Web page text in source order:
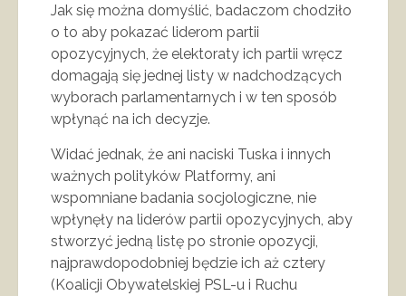
Jak się można domyślić, badaczom chodziło
o to aby pokazać liderom partii
opozycyjnych, że elektoraty ich partii wręcz
domagają się jednej listy w nadchodzących
wyborach parlamentarnych i w ten sposób
wpłynąć na ich decyzje.
Widać jednak, że ani naciski Tuska i innych
ważnych polityków Platformy, ani
wspomniane badania socjologiczne, nie
wpłynęły na liderów partii opozycyjnych, aby
stworzyć jedną listę po stronie opozycji,
najprawdopodobniej będzie ich aż cztery
(Koalicji Obywatelskiej PSL-u i Ruchu